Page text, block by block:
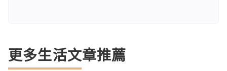
更多生活文章推薦